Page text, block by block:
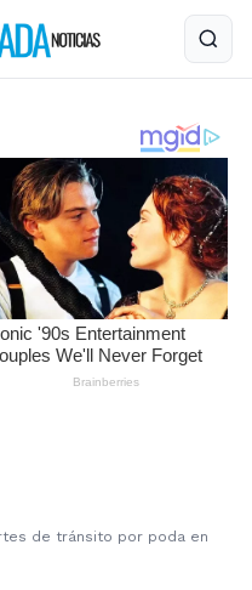
de tránsito por poda en